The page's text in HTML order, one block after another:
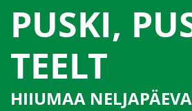
PUSKI,
TEELT
HIIUMAA